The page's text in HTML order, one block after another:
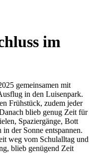
im
gemeinsamen mit
in den Luisenpark.
Frühstück, zudem jeder
blieb genug Zeit für
Spaziergänge, Bott
der Sonne entspannen.
weg vom Schulalltag und
blieb genügend Zeit